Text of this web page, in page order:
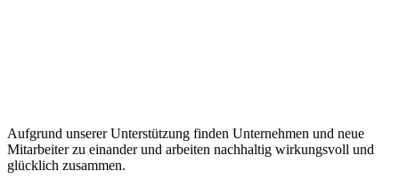
Aufgrund unserer Unterstützung finden Unternehmen und neue
Mitarbeiter zu einander und arbeiten nachhaltig wirkungsvoll und
glücklich zusammen.